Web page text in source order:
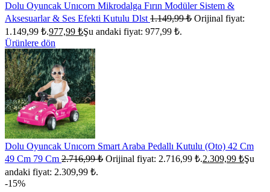
Dolu Oyuncak Unıcorn Mikrodalga Fırın Modüler Sistem &
Aksesuarlar & Ses Efekti Kutulu Dlst 1.149,99₺ Orijinal fiyat:
1.149,99 ₺.977,99 ₺Şu andaki fiyat: 977,99 ₺.
Ürünlere dön
Dolu Oyuncak Unıcorn Smart Araba Pedallı Kutulu (Oto) 42 Cm
49 Cm 79 Cm 2.716,99₺ Orijinal fiyat: 2.716,99 ₺.2.309,99 ₺Şu
andaki fiyat: 2.309,99 ₺.
-15%